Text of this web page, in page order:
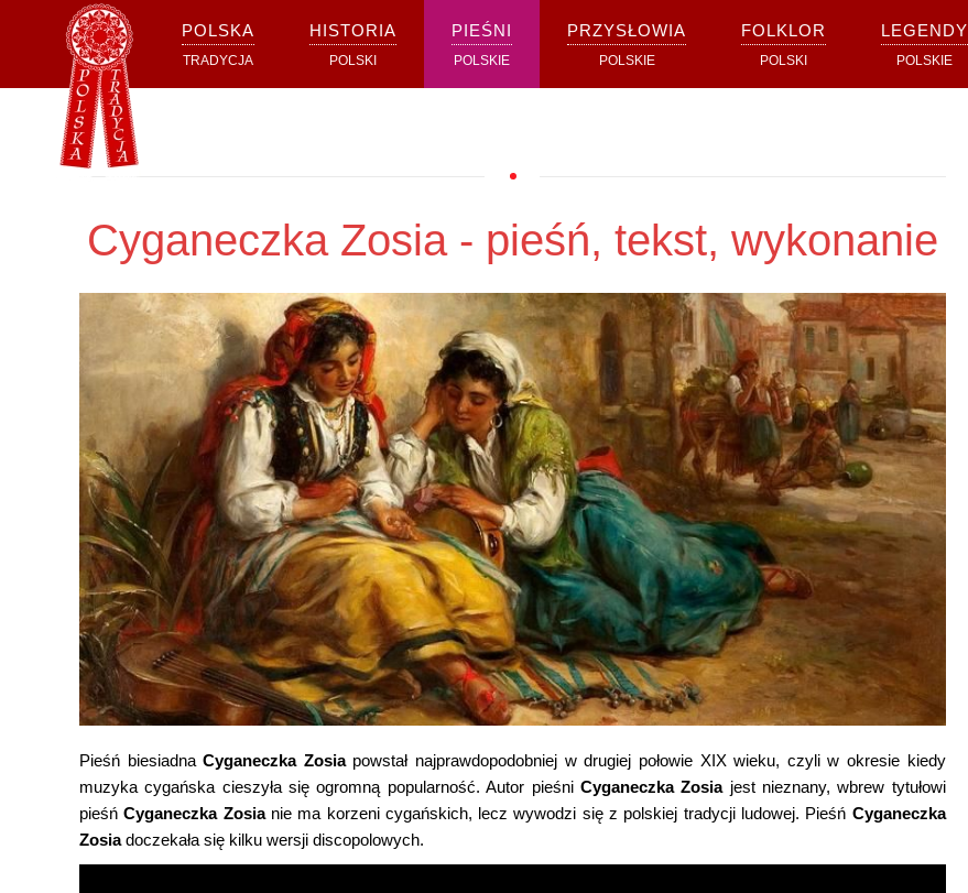
Przejdź do głównej treści
POLSKA
TRADYCJA
HISTORIA
POLSKI
PIEŚNI
POLSKIE
PRZYSŁOWIA
POLSKIE
FOLKLOR
POLSKI
LEGENDY
POLSKIE
Cyganeczka Zosia - pieśń, tekst, wykonanie
Pieśń biesiadnaCyganeczka Zosiapowstał najprawdopodobniej w drugiej połowie XIX wieku, czyli w okresie kiedy
muzyka cygańska cieszyła się ogromną popularność. Autor pieśni Cyganeczka Zosiajest nieznany, wbrew tytułowi
pieśńCyganeczka Zosianie ma korzeni cygańskich, lecz wywodzi się z polskiej tradycji ludowej. Pieśń Cyganeczka
Zosia doczekała się kilku wersji discopolowych.